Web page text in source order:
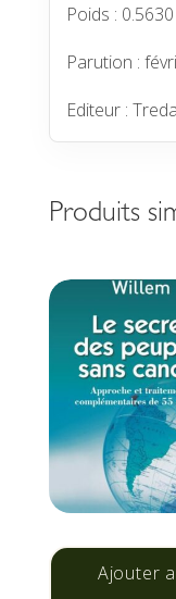
Poids :
Parution :
Editeur :
Produits
Ajouter